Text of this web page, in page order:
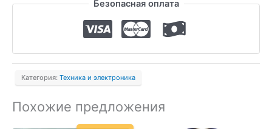
Смарт-
кнопкой
Безопасная оплата
Категория: Техника и электроника
Похожие предложения